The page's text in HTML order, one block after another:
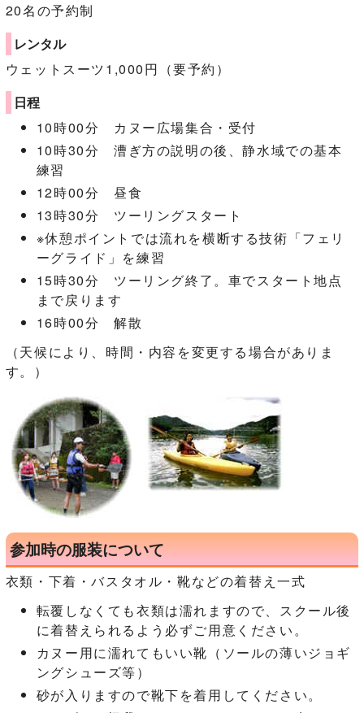
20名の予約制
レンタル
ウェットスーツ1,000円（要予約）
日程
10時00分 カヌー広場集合・受付
10時30分 漕ぎ方の説明の後、静水域での基本
練習
12時00分 昼食
13時30分 ツーリングスタート
※休憩ポイントでは流れを横断する技術「フェリ
ーグライド」を練習
15時30分 ツーリング終了。車でスタート地点
まで戻ります
16時00分 解散
（天候により、時間・内容を変更する場合がありま
す。）
参加時の服装について
衣類・下着・バスタオル・靴などの着替え一式
転覆しなくても衣類は濡れますので、スクール後
に着替えられるよう必ずご用意ください。
カヌー用に濡れてもいい靴（ソールの薄いジョギ
ングシューズ等）
砂が入りますので靴下を着用してください。